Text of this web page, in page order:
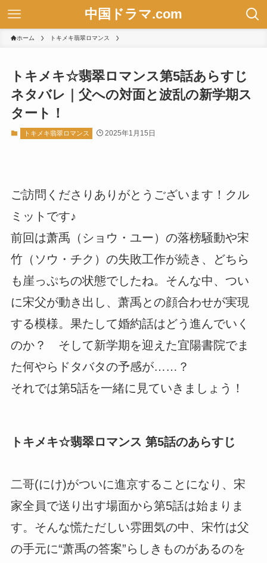
中国ドラマ.com
ホーム トキメキ翡翠ロマンス
トキメキ☆翡翠ロマンス第5話あらすじ
ネタバレ｜父への対面と波乱の新学期ス
タート！
トキメキ翡翠ロマンス 2025年1月15日
ご訪問くださりありがとうございます！クル
ミットです♪
前回は萧禹（ショウ・ユー）の落榜騒動や宋
竹（ソウ・チク）の失敗工作が続き、どちら
も崖っぷちの状態でしたね。そんな中、つい
に宋父が動き出し、萧禹との顔合わせが実現
する模様。果たして婚約話はどう進んでいく
のか？ そして新学期を迎えた宜陽書院でま
た何やらドタバタの予感が……？
それでは第5話を一緒に見ていきましょう！
トキメキ☆翡翠ロマンス 第5話のあらすじ
二哥(にけ)がついに進京することになり、宋
家全員で送り出す場面から第5話は始まりま
す。そんな慌ただしい雰囲気の中、宋竹は父
の手元に“萧禹の答案”らしきものがあるのを